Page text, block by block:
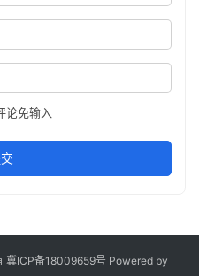
论免输入
冀ICP备18009659号 Powered by